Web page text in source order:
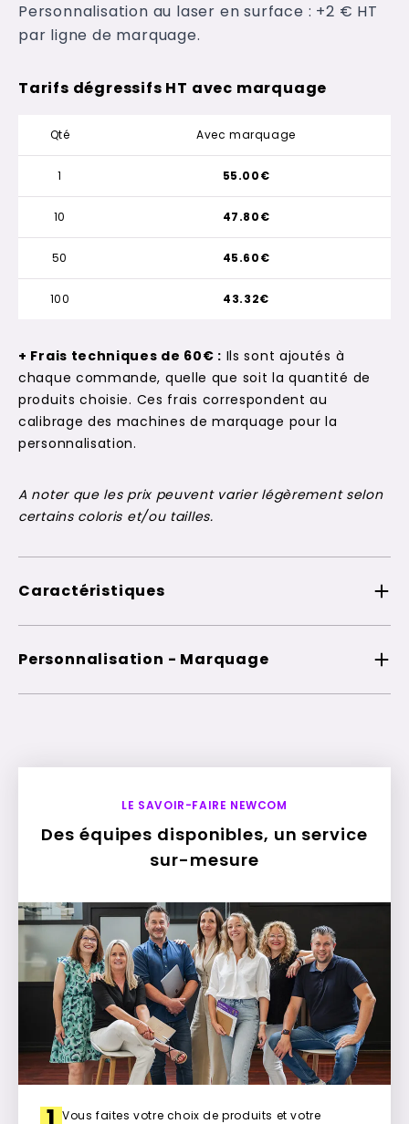
Personnalisation au laser en surface : +2 € HT
par ligne de marquage.
Tarifs dégressifs HT avec marquage
Qté Avec marquage
1
10
50
100
55.00€
47.80€
45.60€
43.32€
+ Frais techniques de 60€ : Ils sont ajoutés à
chaque commande, quelle que soit la quantité de
produits choisie. Ces frais correspondent au
calibrage des machines de marquage pour la
personnalisation.
A noter que les prix peuvent varier légèrement selon
certains coloris et/ou tailles.
Caractéristiques
Personnalisation - Marquage
LE SAVOIR-FAIRE NEWCOM
Des équipes disponibles, un service
sur-mesure
Vous faites votre choix de produits et votre